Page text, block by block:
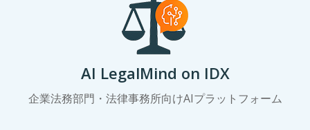
AI LegalMind on IDX
企業法務部門・法律事務所向けAIプラットフォーム